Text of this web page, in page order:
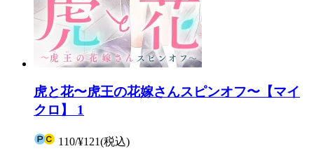
虎と花〜虎王の花嫁さんスピンオフ〜【マイ
クロ】 1
110/¥121(税込)